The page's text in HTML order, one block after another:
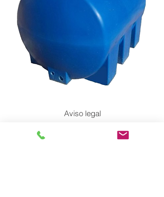
Aviso legal
Política de privacidad